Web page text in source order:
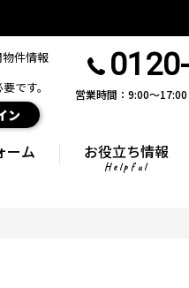
件情報
です。
ン
営業時間：9:00〜
ーム お役立ち情報
Helpful